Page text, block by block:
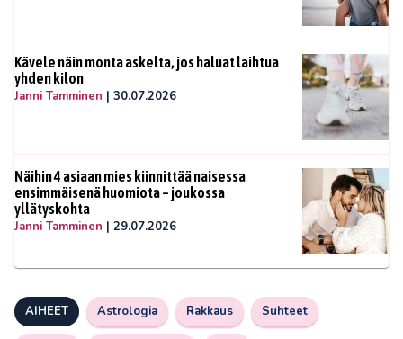
Kävele näin monta askelta, jos haluat laihtua
yhden kilon
Janni Tamminen | 30.07.2026
Näihin 4 asiaan mies kiinnittää naisessa
ensimmäisenä huomiota – joukossa
yllätyskohta
Janni Tamminen | 29.07.2026
AIHEET Astrologia Rakkaus Suhteet